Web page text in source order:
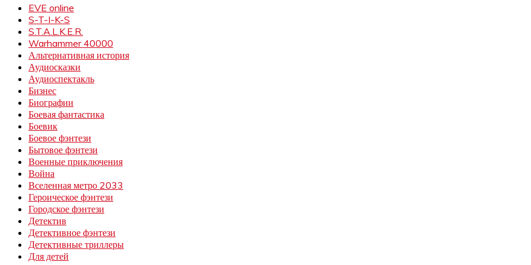
EVE online
S-T-I-K-S
S.T.A.L.K.E.R.
Warhammer 40000
Альтернативная история
Аудиосказки
Аудиоспектакль
Бизнес
Биографии
Боевая фантастика
Боевик
Боевое фэнтези
Бытовое фэнтези
Военные приключения
Война
Вселенная метро 2033
Героическое фэнтези
Городское фэнтези
Детектив
Детективное фэнтези
Детективные триллеры
Для детей